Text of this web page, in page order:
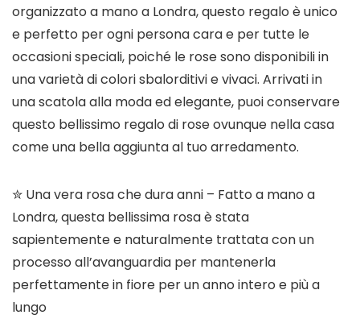
organizzato a mano a Londra, questo regalo è unico
e perfetto per ogni persona cara e per tutte le
occasioni speciali, poiché le rose sono disponibili in
una varietà di colori sbalorditivi e vivaci. Arrivati in
una scatola alla moda ed elegante, puoi conservare
questo bellissimo regalo di rose ovunque nella casa
come una bella aggiunta al tuo arredamento.
✮ Una vera rosa che dura anni – Fatto a mano a
Londra, questa bellissima rosa è stata
sapientemente e naturalmente trattata con un
processo all’avanguardia per mantenerla
perfettamente in fiore per un anno intero e più a
lungo